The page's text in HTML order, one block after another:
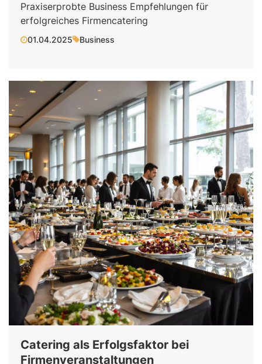
Praxiserprobte Business Empfehlungen für
erfolgreiches Firmencatering
01.04.2025 Business
Catering als Erfolgsfaktor bei
Firmenveranstaltungen